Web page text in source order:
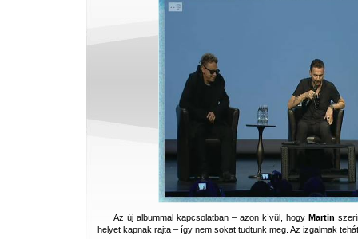
Az új albummal kapcsolatban – azon kívül, hogy Martin
helyet kapnak rajta – így nem sokat tudtunk meg. Az izgalmak